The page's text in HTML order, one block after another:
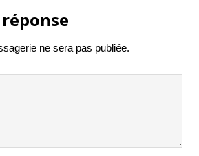
ne sera pas publiée.